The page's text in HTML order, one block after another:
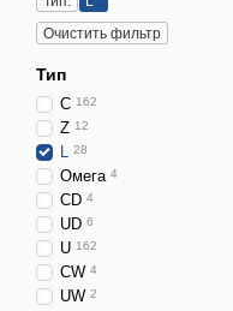
Очистить фильтр
Тип
C 162
Z 12
L 28
Омега 4
CD 4
UD 6
U 162
CW 4
UW 2